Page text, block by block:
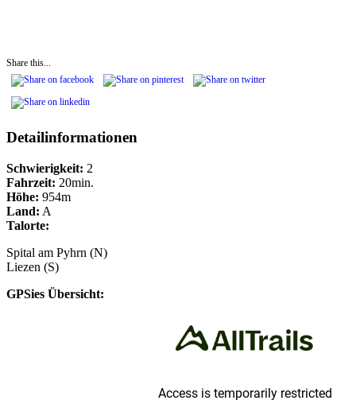
Share this...
Detailinformationen
Schwierigkeit: 2
Fahrzeit: 20min.
Höhe: 954m
Land: A
Talorte:
Spital am Pyhrn (N)
Liezen (S)
GPSies Übersicht: